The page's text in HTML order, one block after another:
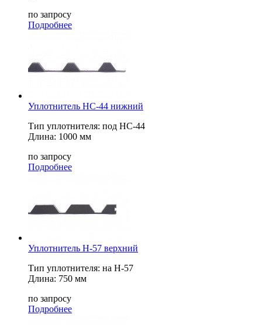
по запросу
Подробнее
Уплотнитель НС-44 нижний
Тип уплотнителя: под НС-44
Длина: 1000 мм
по запросу
Подробнее
Уплотнитель Н-57 верхний
Тип уплотнителя: на Н-57
Длина: 750 мм
по запросу
Подробнее